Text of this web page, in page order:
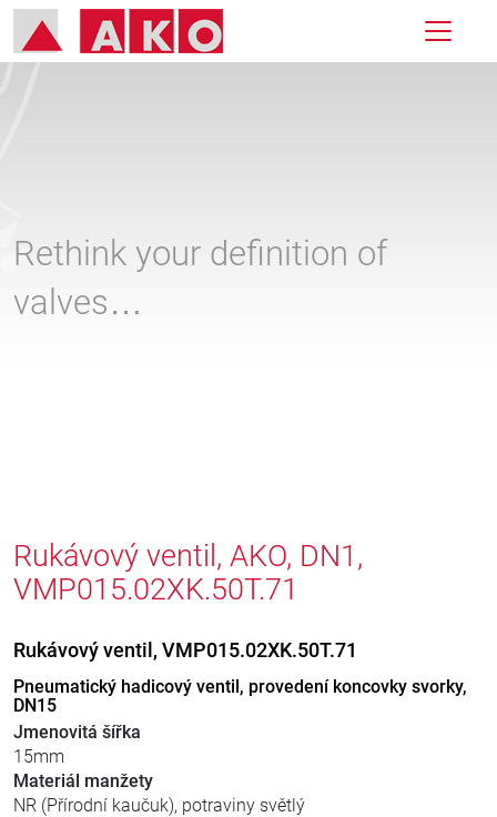
Rethink your definition of
valves…
Rukávový ventil, AKO, DN1,
VMP015.02XK.50T.71
Rukávový ventil, VMP015.02XK.50T.71
Pneumatický hadicový ventil, provedení koncovky svorky,
DN15
Jmenovitá šířka
15mm
Materiál manžety
NR (Přírodní kaučuk), potraviny světlý